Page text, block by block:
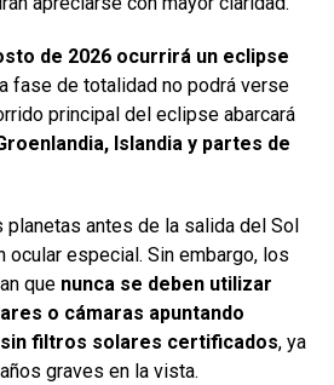
de 2026 ocurrirá un eclipse
fase de totalidad no podrá verse
principal del eclipse abarcará
Islandia y partes de
planetas antes de la salida del Sol
ocular especial. Sin embargo, los
que nunca se deben utilizar
o cámaras apuntando
filtros solares certificados, ya
graves en la vista.